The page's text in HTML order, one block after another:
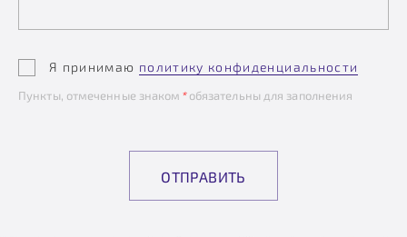
Я принимаю политику конфиденциальности
Пункты, отмеченные знаком *обязательны для заполнения
ОТПРАВИТЬ